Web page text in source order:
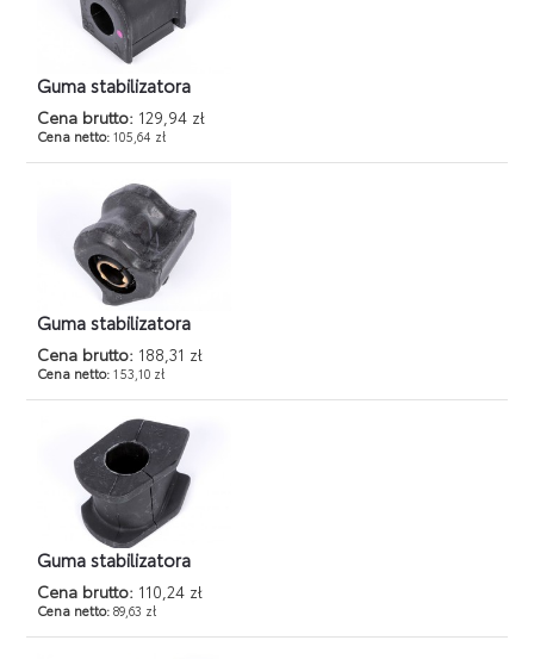
Guma stabilizatora
Cena brutto: 129,94 zł
Cena netto:105,64 zł
Guma stabilizatora
Cena brutto: 188,31 zł
Cena netto:153,10 zł
Guma stabilizatora
Cena brutto: 110,24 zł
Cena netto:89,63 zł